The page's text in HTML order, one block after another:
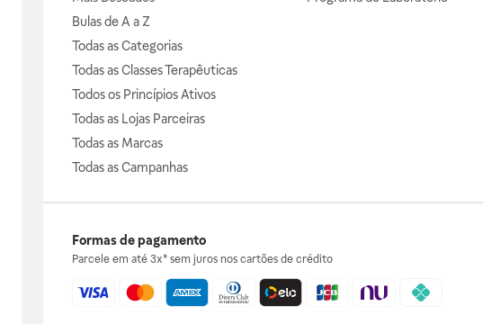
Bulas de A a Z
Todas as Categorias
Todas as Classes Terapêuticas
Todos os Princípios Ativos
Todas as Lojas Parceiras
Todas as Marcas
Todas as Campanhas
Formas de pagamento
Parcele em até 3x* sem juros nos cartões de crédito